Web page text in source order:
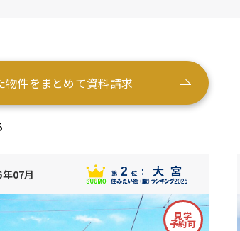
物件をまとめて資料請求
07月
見学
予約可